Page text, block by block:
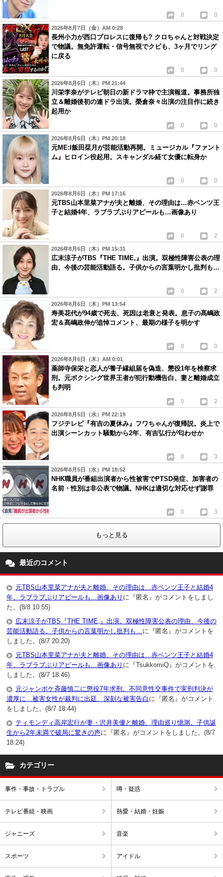
0 0
2026年8月7日（金）AM 0:28
長州小力が西口プロレスに復帰も? クロちゃんと対戦決定
で物議。無免許運転・信号無視でクビも、3ヶ月でリング
に戻る
0 0
2026年8月6日（木）PM 21:44
川栄李奈がテレビ朝日の新ドラマ枠で主演報道。事務所独
立＆離婚後初の連ドラ出演。榮倉奈々出演の注目作に続き
起用か
0 0
2026年8月6日（木）PM 20:18
元ME:I飯田栞月が芸能活動再開。ミュージカル『ファント
ム』ヒロイン役起用。スキャンダル経て女優に転身か
0 0
2026年8月6日（木）PM 17:16
元TBS山本里菜アナが夫と離婚、その理由は…赤ベンツ王
子と結婚4年、ラブラブぶりアピールも…画像あり
0 2
2026年8月6日（木）PM 15:31
広末涼子がTBS『THE TIME,』出演。双極性障害公表の理
由、今後の芸能活動語る。子供からの言葉明かし批判も…
0 2
2026年8月6日（木）PM 13:54
寿美花代が94歳で死去、死因は老衰と発表。息子の髙嶋政
宏＆髙嶋政伸が追悼コメント、最期の様子を明かす
0 0
2026年8月6日（木）AM 0:01
薬師寺保栄と恋人が養子縁組届を偽造、懲役1年を検察求
刑。元ボクシング世界王者が犯行動機告白、妻と離婚成立
も判明
0 2
2026年8月5日（水）PM 22:19
フジテレビ『有吉の夏休み』フワちゃんが復帰説。炎上で
出演シーンカット騒動から2年、有吉弘行が匂わせか
0 3
2026年8月5日（水）PM 18:52
NHK職員が番組出演者から性被害でPTSD発症、加害者の
名前・性別は非公表で物議。NHKは適切な対応せず謝罪
0 3
もっと見る
最近のコメント
元TBS山本里菜アナが夫と離婚、その理由は…赤ベンツ王子と結婚4
年、ラブラブぶりアピールも…画像あり に『匿名』がコメントをしまし
た。(8/8 10:55)
広末涼子がTBS『THE TIME,』出演。双極性障害公表の理由、今後の
芸能活動語る。子供からの言葉明かし批判も…に『匿名』がコメントを
しました。(8/7 20:20)
元TBS山本里菜アナが夫と離婚、その理由は…赤ベンツ王子と結婚4
年、ラブラブぶりアピールも…画像あり に『TsukkomiQ』がコメントを
しました。(8/7 18:46)
元ジャンポケ斉藤慎二に懲役7年求刑。不同意性交事件で実刑判決が
濃厚に…被害女性が裁判に出廷、深刻な被害告白 に『匿名』がコメント
をしました。(8/7 18:44)
ティモンディ高岸宏行が妻・沢井美優と離婚、理由巡り憶測。子供誕
生から2年未満で破局に驚きの声に『匿名』がコメントをしました。(8/7
18:24)
カテゴリー
事件・事故・トラブル 噂・疑惑
テレビ番組・映画 熱愛・結婚・妊娠
ジャニーズ 音楽
スポーツ アイドル